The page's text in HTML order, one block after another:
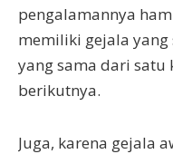
pengalamannya
memiliki gejala
yang sama dari satu
berikutnya.
Juga, karena gejala